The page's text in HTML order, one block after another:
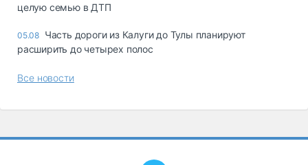
целую семью в ДТП
05.08 Часть дороги из Калуги до Тулы планируют
расширить до четырех полос
Все новости